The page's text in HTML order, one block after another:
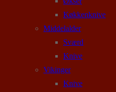
Køkkenknive
Middelalder
Sværd
Knive
Vikinger
Knive